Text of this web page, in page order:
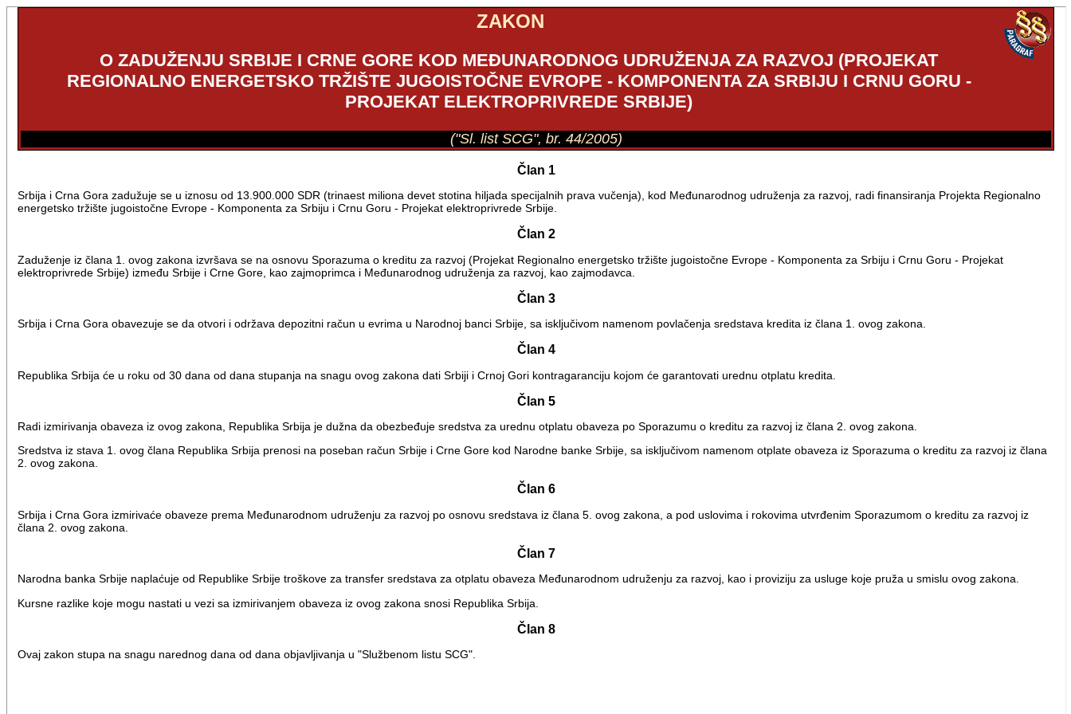
ZAKON
O ZADUŽENJU SRBIJE I CRNE GORE KOD MEĐUNARODNOG UDRUŽENJA ZA RAZVOJ (PROJEKAT
REGIONALNO ENERGETSKO TRŽIŠTE JUGOISTOČNE EVROPE - KOMPONENTA ZA SRBIJU I CRNU GORU -
PROJEKAT ELEKTROPRIVREDE SRBIJE)
("Sl. list SCG", br. 44/2005)
Član 1
Srbija i Crna Gora zadužuje se u iznosu od 13.900.000 SDR (trinaest miliona devet stotina hiljada specijalnih prava vučenja), kod Međunarodnog udruženja za razvoj, radi finansiranja Projekta Regionalno
energetsko tržište jugoistočne Evrope - Komponenta za Srbiju i Crnu Goru - Projekat elektroprivrede Srbije.
Član 2
Zaduženje iz člana 1. ovog zakona izvršava se na osnovu Sporazuma o kreditu za razvoj (Projekat Regionalno energetsko tržište jugoistočne Evrope - Komponenta za Srbiju i Crnu Goru - Projekat
elektroprivrede Srbije) između Srbije i Crne Gore, kao zajmoprimca i Međunarodnog udruženja za razvoj, kao zajmodavca.
Član 3
Srbija i Crna Gora obavezuje se da otvori i održava depozitni račun u evrima u Narodnoj banci Srbije, sa isključivom namenom povlačenja sredstava kredita iz člana 1. ovog zakona.
Član 4
Republika Srbija će u roku od 30 dana od dana stupanja na snagu ovog zakona dati Srbiji i Crnoj Gori kontragaranciju kojom će garantovati urednu otplatu kredita.
Član 5
Radi izmirivanja obaveza iz ovog zakona, Republika Srbija je dužna da obezbeđuje sredstva za urednu otplatu obaveza po Sporazumu o kreditu za razvoj iz člana 2. ovog zakona.
Sredstva iz stava 1. ovog člana Republika Srbija prenosi na poseban račun Srbije i Crne Gore kod Narodne banke Srbije, sa isključivom namenom otplate obaveza iz Sporazuma o kreditu za razvoj iz člana
2. ovog zakona.
Član 6
Srbija i Crna Gora izmirivaće obaveze prema Međunarodnom udruženju za razvoj po osnovu sredstava iz člana 5. ovog zakona, a pod uslovima i rokovima utvrđenim Sporazumom o kreditu za razvoj iz
člana 2. ovog zakona.
Član 7
Narodna banka Srbije naplaćuje od Republike Srbije troškove za transfer sredstava za otplatu obaveza Međunarodnom udruženju za razvoj, kao i proviziju za usluge koje pruža u smislu ovog zakona.
Kursne razlike koje mogu nastati u vezi sa izmirivanjem obaveza iz ovog zakona snosi Republika Srbija.
Član 8
Ovaj zakon stupa na snagu narednog dana od dana objavljivanja u "Službenom listu SCG".